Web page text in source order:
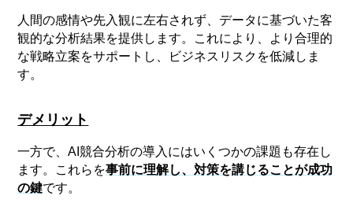
人間の感情や先入観に左右されず、データに基づいた客
観的な分析結果を提供します。これにより、より合理的
な戦略立案をサポートし、ビジネスリスクを低減しま
す。
デメリット
一方で、AI競合分析の導入にはいくつかの課題も存在し
ます。これらを事前に理解し、対策を講じることが成功
の鍵です。